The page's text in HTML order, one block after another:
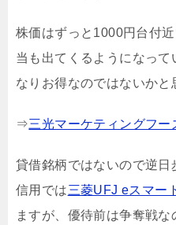
株価はずっと1000円台付
当も出てくるようになっ
なりお得なのではないかと
⇒三光マーケティングフー
貸借銘柄ではないので逆
信用では三菱UFJ eスマー
ますが、優待前は争奪戦